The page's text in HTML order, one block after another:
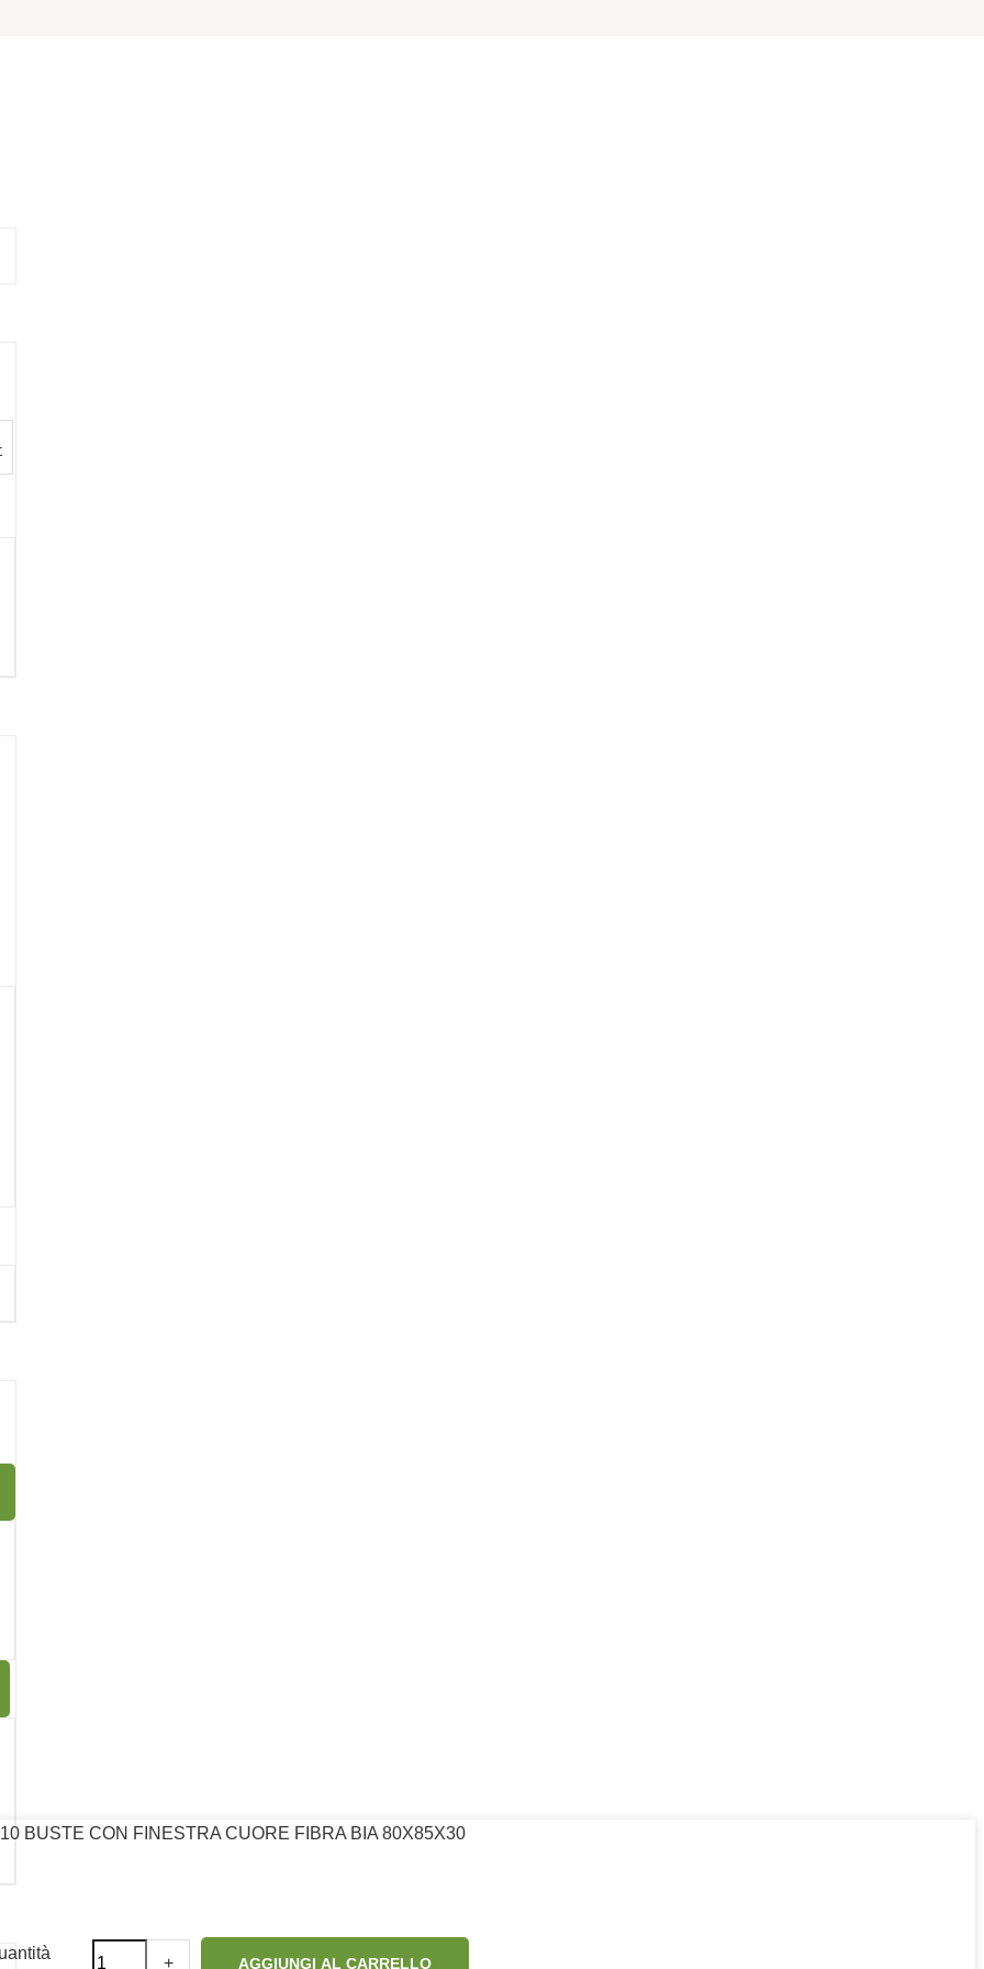
e Divisorio 80 x 80 x 30 mm
10 BUSTE CON FINESTRA CUORE FIBRA BIA 80X85X30
+ AGGIUNGI AL CARRELLO